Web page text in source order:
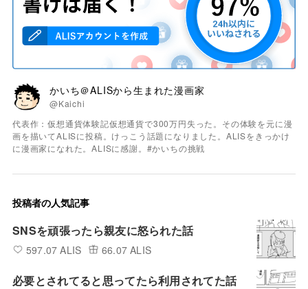
かいち＠ALISから生まれた漫画家
@Kaichi
代表作：仮想通貨体験記仮想通貨で300万円失った。その体験を元に漫
画を描いてALISに投稿。けっこう話題になりました。ALISをきっかけ
に漫画家になれた。ALISに感謝。#かいちの挑戦
投稿者の人気記事
SNSを頑張ったら親友に怒られた話
597.07 ALIS 66.07 ALIS
必要とされてると思ってたら利用されてた話